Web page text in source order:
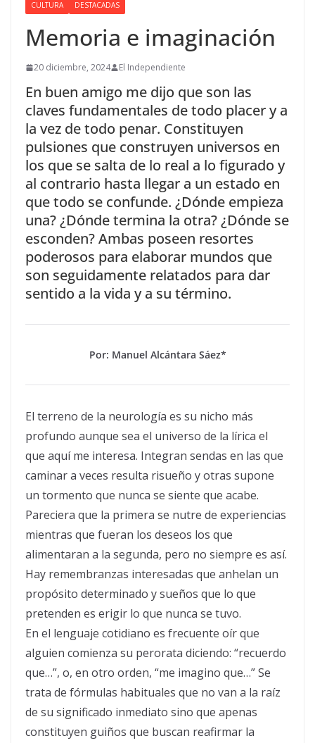
CULTURA DESTACADAS
Memoria e imaginación
20 diciembre, 2024 El Independiente
En buen amigo me dijo que son las
claves fundamentales de todo placer y a
la vez de todo penar. Constituyen
pulsiones que construyen universos en
los que se salta de lo real a lo figurado y
al contrario hasta llegar a un estado en
que todo se confunde. ¿Dónde empieza
una? ¿Dónde termina la otra? ¿Dónde se
esconden? Ambas poseen resortes
poderosos para elaborar mundos que
son seguidamente relatados para dar
sentido a la vida y a su término.
Por: Manuel Alcántara Sáez*
El terreno de la neurología es su nicho más
profundo aunque sea el universo de la lírica el
que aquí me interesa. Integran sendas en las que
caminar a veces resulta risueño y otras supone
un tormento que nunca se siente que acabe.
Pareciera que la primera se nutre de experiencias
mientras que fueran los deseos los que
alimentaran a la segunda, pero no siempre es así.
Hay remembranzas interesadas que anhelan un
propósito determinado y sueños que lo que
pretenden es erigir lo que nunca se tuvo.
En el lenguaje cotidiano es frecuente oír que
alguien comienza su perorata diciendo: “recuerdo
que…”, o, en otro orden, “me imagino que…” Se
trata de fórmulas habituales que no van a la raíz
de su significado inmediato sino que apenas
constituyen guiños que buscan reafirmar la